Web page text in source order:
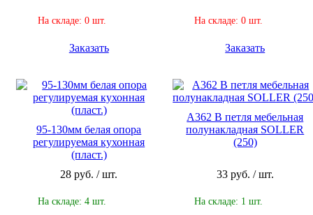
На складе: 0 шт.
Заказать
На складе: 0 шт.
Заказать
95-130мм белая опора
регулируемая кухонная
(пласт.)
28 руб. / шт.
На складе: 4 шт.
A362 B петля мебельная
полунакладная SOLLER
(250)
33 руб. / шт.
На складе: 1 шт.